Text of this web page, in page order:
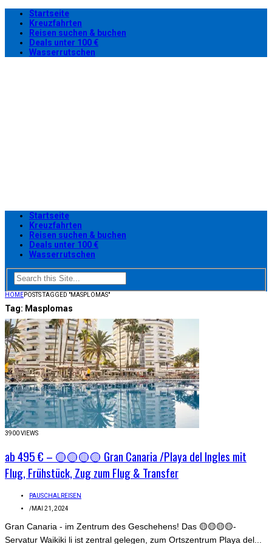
Startseite
Kreuzfahrten
Reisen suchen & buchen
Deals unter 100 €
Wasserrutschen
Startseite
Kreuzfahrten
Reisen suchen & buchen
Deals unter 100 €
Wasserrutschen
HOMEPOSTS TAGGED "MASPLOMAS"
Tag: Masplomas
3900 VIEWS
ab 495 € – 🟡🟡🟡🟡 Gran Canaria /Playa del Ingles mit
Flug, Frühstück, Zug zum Flug & Transfer
PAUSCHALREISEN
/MAI 21, 2024
Gran Canaria - im Zentrum des Geschehens! Das 🟡🟡🟡🟡-
Servatur Waikiki li ist zentral gelegen, zum Ortszentrum Playa del...